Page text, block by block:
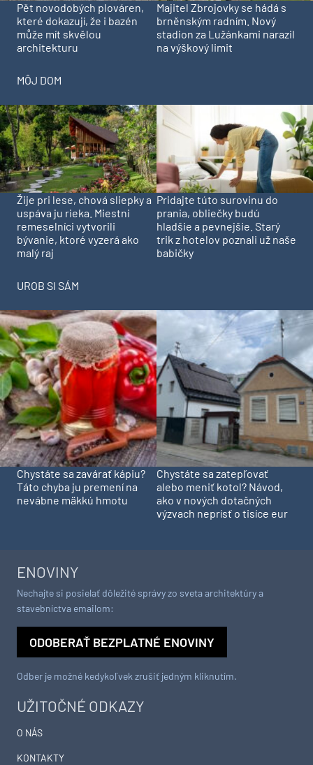
Pět novodobých plováren,
které dokazují, že i bazén
může mít skvělou
architekturu
Majitel Zbrojovky se hádá s
brněnským radním. Nový
stadion za Lužánkami narazil
na výškový limit
MÔJ DOM
Žije pri lese, chová sliepky a
uspáva ju rieka. Miestni
remeselníci vytvorili
bývanie, ktoré vyzerá ako
malý raj
Pridajte túto surovinu do
prania, obliečky budú
hladšie a pevnejšie. Starý
trik z hotelov poznali už naše
babičky
UROB SI SÁM
Chystáte sa zavárať kápiu?
Táto chyba ju premení na
nevábne mäkkú hmotu
Chystáte sa zatepľovať
alebo meniť kotol? Návod,
ako v nových dotačných
výzvach neprísť o tisíce eur
UŽITOČNÉ ODKAZY
O NÁS
KONTAKTY
ENOVINY
Nechajte si posielať dôležité správy zo sveta architektúry a
stavebníctva emailom:
ODOBERAŤ BEZPLATNÉ ENOVINY
Odber je možné kedykoľvek zrušiť jedným kliknutím.